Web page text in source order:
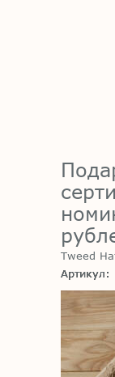
Tweed
Артикул: